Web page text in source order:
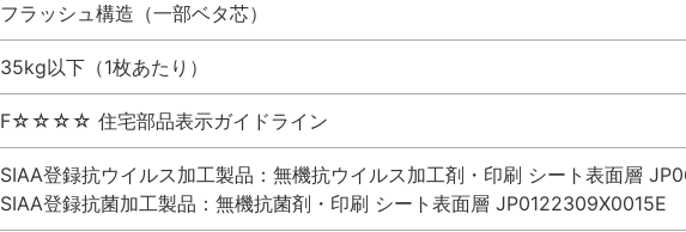
フラッシュ構造（一部ベタ芯）
35kg以下（1枚あたり）
F☆☆☆☆ 住宅部品表示ガイドライン
SIAA登録抗ウイルス加工製品：無機抗ウイルス加工剤・印刷 シート表面層
SIAA登録抗菌加工製品：無機抗菌剤・印刷 シート表面層 JP0122309X0015E